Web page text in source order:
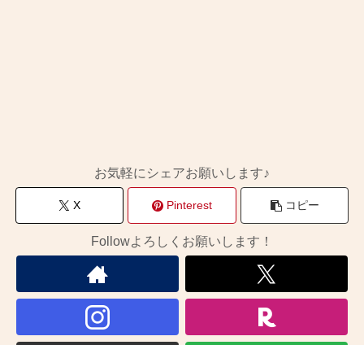
お気軽にシェアお願いします♪
X Pinterest コピー
Followよろしくお願いします！